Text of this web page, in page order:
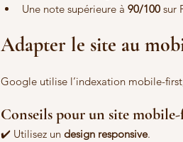
Une note supérieure à 90/100 sur
Adapter le site au
Google utilise l’indexation mobile-
Conseils pour un site
✔️ Utilisez un design responsive.